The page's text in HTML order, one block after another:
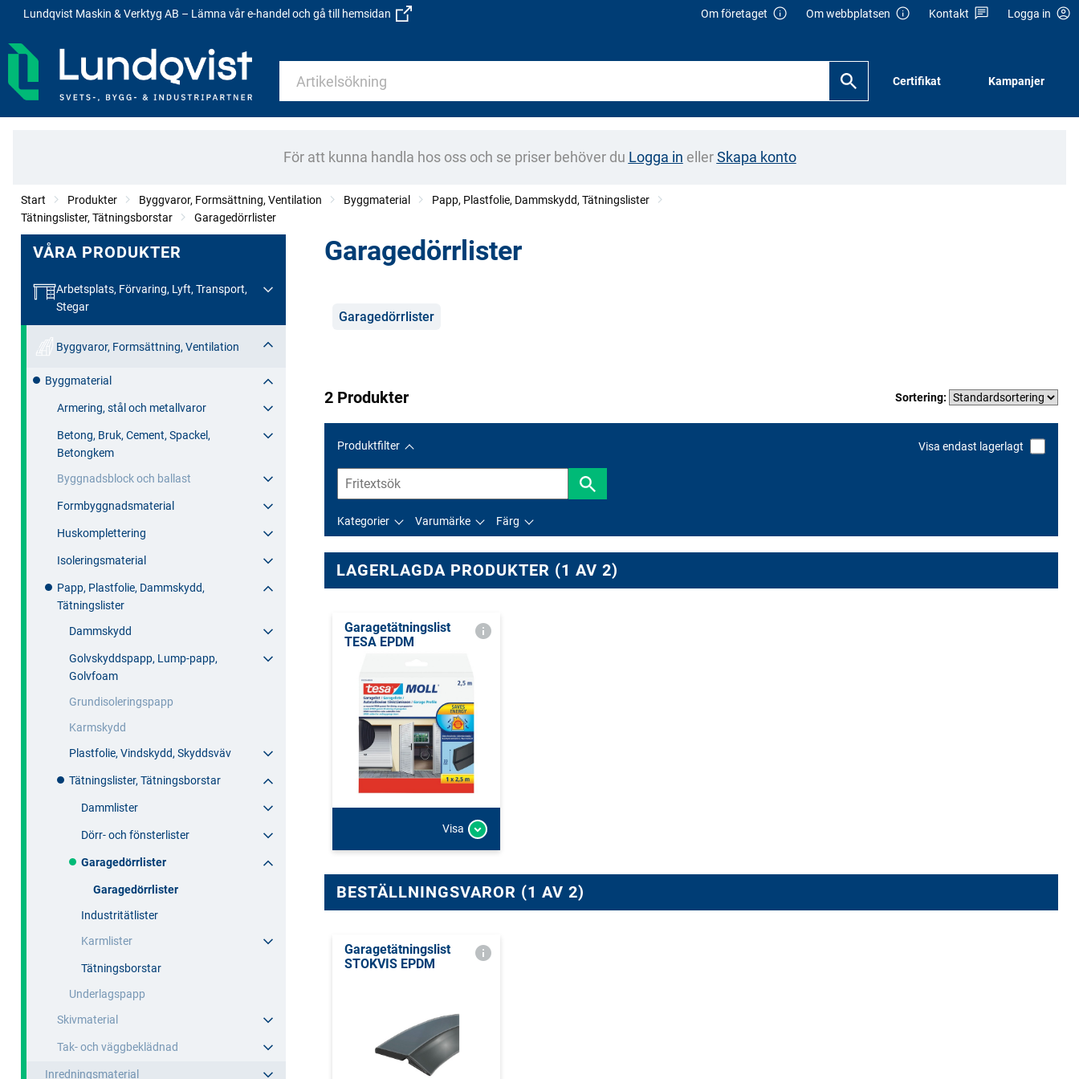
Lundqvist Maskin & Verktyg AB – Lämna vår e-handel och gå till hemsidan Om företaget Om webbplatsen Kontakt Logga in
Certifikat Kampanjer
För att kunna handla hos oss och se priser behöver du Logga in ellerSkapa konto
Start Produkter Byggvaror, Formsättning, Ventilation Byggmaterial
Papp, Plastfolie, Dammskydd, Tätningslister
Tätningslister, Tätningsborstar
Garagedörrlister
VÅRA PRODUKTER
Arbetsplats, Förvaring, Lyft, Transport,
Stegar
Byggvaror, Formsättning, Ventilation
Byggmaterial
Armering, stål och metallvaror
Betong, Bruk, Cement, Spackel,
Betongkem
Byggnadsblock och ballast
Formbyggnadsmaterial
Huskomplettering
Isoleringsmaterial
Papp, Plastfolie, Dammskydd,
Tätningslister
Dammskydd
Golvskyddspapp, Lump-papp,
Golvfoam
Grundisoleringspapp
Karmskydd
Plastfolie, Vindskydd, Skyddsväv
Tätningslister, Tätningsborstar
Dammlister
Dörr- och fönsterlister
Garagedörrlister
Garagedörrlister
Industritätlister
Karmlister
Tätningsborstar
Underlagspapp
Skivmaterial
Tak- och väggbeklädnad
Inredningsmaterial
Garagedörrlister
Kategorier
Garagedörrlister
2 Produkter Sortering:
Produktfilter Visa endast lagerlagt
Kategorier Varumärke Färg
LAGERLAGDA PRODUKTER (1 AV 2)
Garagetätningslist
TESA EPDM
Visa
BESTÄLLNINGSVAROR (1 AV 2)
Garagetätningslist
STOKVIS EPDM